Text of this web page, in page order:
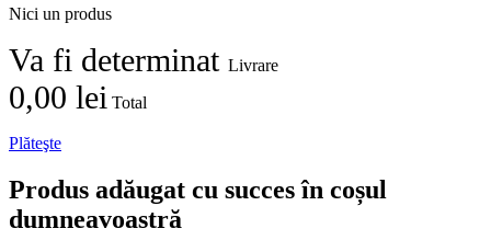
Nici un produs
Va fi determinat Livrare
0,00 lei Total
Plăteşte
Produs adăugat cu succes în coșul
dumneavoastră